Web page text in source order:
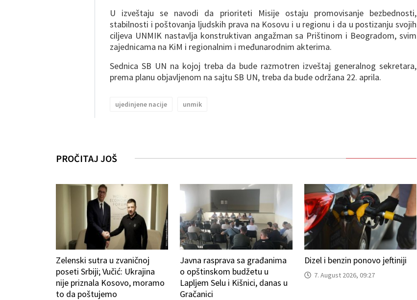
U izveštaju se navodi da prioriteti Misije ostaju promovisanje bezbednosti,
stabilnosti i poštovanja ljudskih prava na Kosovu i u regionu i da u postizanju svojih
ciljeva UNMIK nastavlja konstruktivan angažman sa Prištinom i Beogradom, svim
zajednicama na KiM i regionalnim i međunarodnim akterima.
Sednica SB UN na kojoj treba da bude razmotren izveštaj generalnog sekretara,
prema planu objavljenom na sajtu SB UN, treba da bude održana 22. aprila.
ujedinjene nacije unmik
PROČITAJ JOŠ
Zelenski sutra u zvaničnoj
poseti Srbiji; Vučić: Ukrajina
nije priznala Kosovo, moramo
to da poštujemo
Javna rasprava sa građanima
o opštinskom budžetu u
Lapljem Selu i Kišnici, danas u
Gračanici
Dizel i benzin ponovo jeftiniji
7. August 2026, 09:27